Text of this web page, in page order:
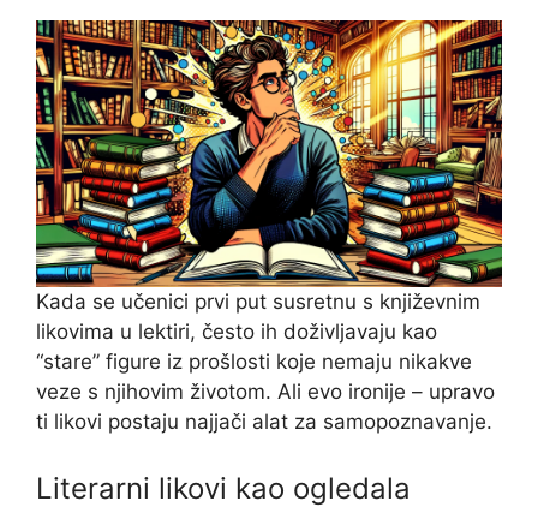
Kada se učenici prvi put susretnu s književnim
likovima u lektiri, često ih doživljavaju kao
“stare” figure iz prošlosti koje nemaju nikakve
veze s njihovim životom. Ali evo ironije – upravo
ti likovi postaju najjači alat za samopoznavanje.
Literarni likovi kao ogledala